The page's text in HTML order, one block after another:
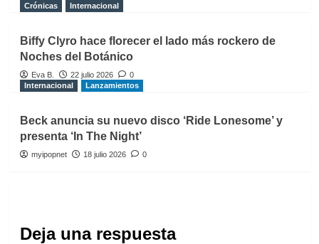
Crónicas
Internacional
Biffy Clyro hace florecer el lado más rockero de
Noches del Botánico
Eva B. 22 julio 2026
0
Internacional
Lanzamientos
Beck anuncia su nuevo disco ‘Ride Lonesome’ y
presenta ‘In The Night’
myipopnet 18 julio 2026 0
Deja una respuesta